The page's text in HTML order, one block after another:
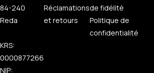
84-240
Reda
KRS:
0000877266
NIP:
Réclamations
et retours
de fidélité
Politique de
confidentialité